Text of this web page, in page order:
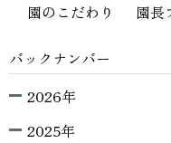
園のこだわり
園長
バックナンバー
2026年
2025年